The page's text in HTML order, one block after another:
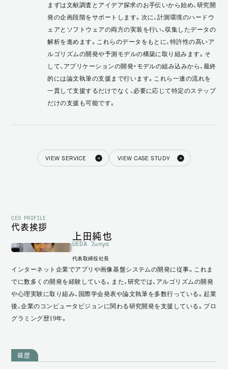
まずは文献調査とアイデア探求のお手伝いから始め、研究開
発の企画段階をサポートします。次に、計測環境のハードウ
ェアとソフトウェアの両方の実装を行い、収集したデータの
解析を進めます。これらのデータをもとに、特許性の高いア
ルゴリズムの開発や予測モデルの構築に取り組みます。そ
して、アプリケーションの開発・モデルの組み込みから、最終
的には論文執筆の支援まで行います。これら一連の流れを
一貫して支援するだけでなく、必要に応じて特定のステップ
だけの支援も可能です。
VIEW SERVICE VIEW CASE STUDY
代表挨拶
CEO PROFILE
上田純也
UEDA Junya
代表取締役社長
インターネット企業でアプリや画像基盤システムの開発に従事。これま
でに数多くの開発を経験している。また、研究では、アルゴリズムの開発
や心理実験に取り組み、国際学会発表や論文執筆を多数行っている。起業
後、企業のコンピュータビジョンに関わる研究開発を支援している。プロ
グラミング歴19年。
経歴